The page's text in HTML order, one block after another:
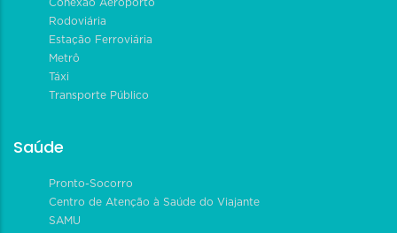
Conexão Aeroporto
Rodoviária
Estação Ferroviária
Metrô
Táxi
Transporte Público
Saúde
Pronto-Socorro
Centro de Atenção à Saúde do Viajante
SAMU